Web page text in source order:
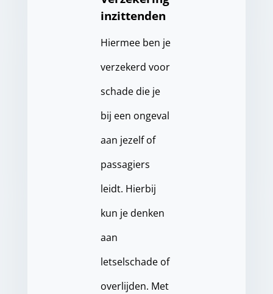
inzittenden
Hiermee ben je
verzekerd voor
schade die je
bij een ongeval
aan jezelf of
passagiers
leidt. Hierbij
kun je denken
aan
letselschade of
overlijden. Met